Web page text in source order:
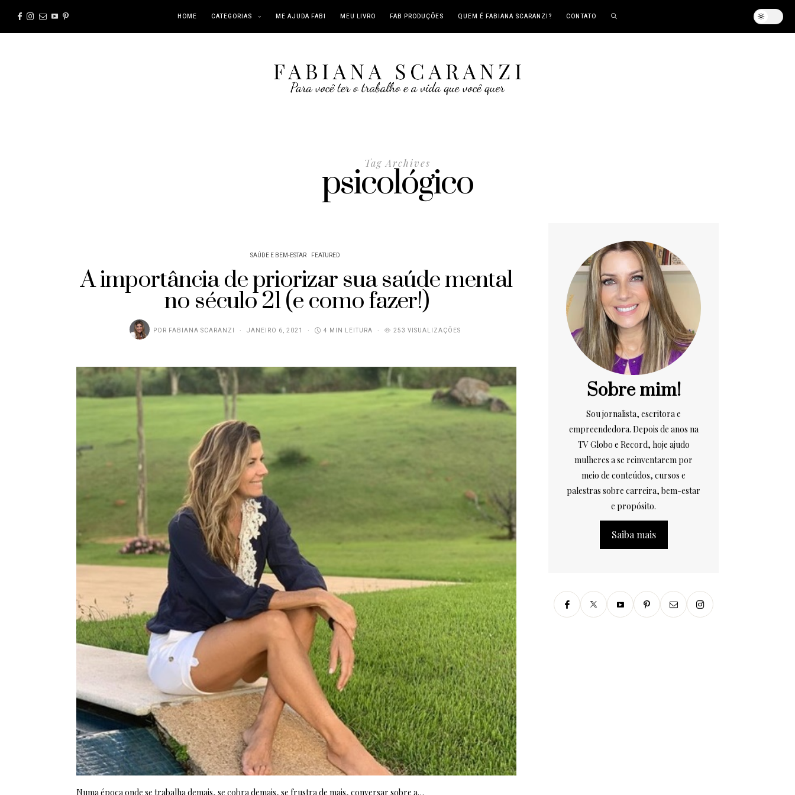
HOME CATEGORIAS ME AJUDA FABI MEU LIVRO FAB PRODUÇÕES QUEM É FABIANA SCARANZI? CONTATO
Tag Archives
psicológico
SAÚDE E BEM-ESTAR FEATURED
A importância de priorizar sua saúde mental
no século 21 (e como fazer!)
POR FABIANA SCARANZI JANEIRO 6, 2021 4 MIN LEITURA 253 VISUALIZAÇÕES
Numa época onde se trabalha demais, se cobra demais, se frustra de mais, conversar sobre a…
Sobre mim!
Sou jornalista, escritora e
empreendedora. Depois de anos na
TV Globo e Record, hoje ajudo
mulheres a se reinventarem por
meio de conteúdos, cursos e
palestras sobre carreira, bem-estar
e propósito.
Saiba mais